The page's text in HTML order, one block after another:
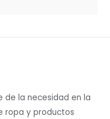
de la necesidad en la
ropa y productos